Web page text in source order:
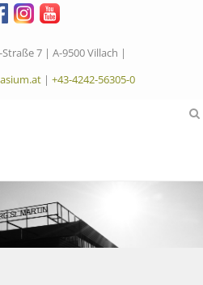
7 | A-9500 Villach |
| +43-4242-56305-0